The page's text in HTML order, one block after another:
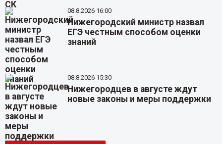
08.8.2026 16:00
Нижегородский министр назвал
ЕГЭ честным способом оценки
знаний
08.8.2026 15:30
Нижегородцев в августе ждут
новые законы и меры поддержки